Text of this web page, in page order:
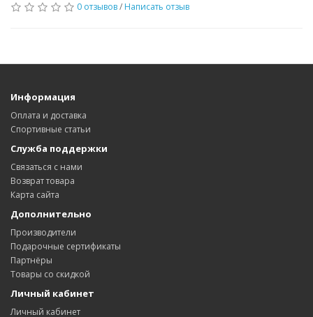
0 отзывов/ Написать отзыв
Информация
Оплата и доставка
Спортивные статьи
Служба поддержки
Связаться с нами
Возврат товара
Карта сайта
Дополнительно
Производители
Подарочные сертификаты
Партнёры
Товары со скидкой
Личный кабинет
Личный кабинет